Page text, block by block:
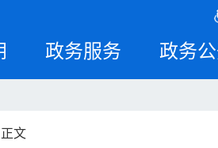
政务服务 政务
文